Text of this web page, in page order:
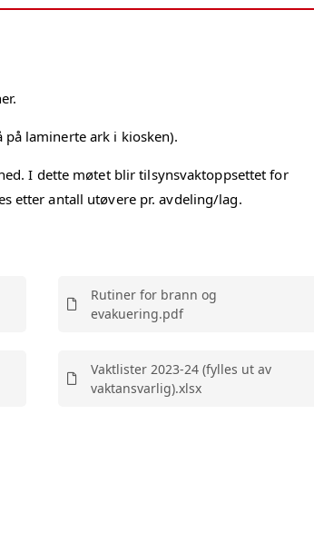
laminerte ark i kiosken).
I dette møtet blir tilsynsvaktoppsettet for
etter antall utøvere pr. avdeling/lag.
Rutiner for brann og
evakuering.pdf
Vaktlister 2023-24 (fylles ut av
vaktansvarlig).xlsx